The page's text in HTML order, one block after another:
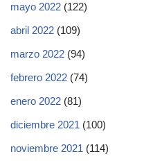
mayo 2022 (122)
abril 2022 (109)
marzo 2022 (94)
febrero 2022 (74)
enero 2022 (81)
diciembre 2021 (100)
noviembre 2021 (114)